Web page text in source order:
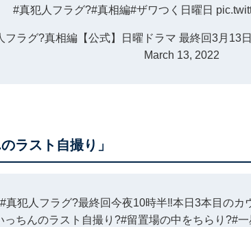
#真犯人フラグ?#真相編#ザワつく日曜日
ラグ?真相編【公式】日曜ドラマ 最終回3月13
March 13, 2022
ラスト自撮り」
#真犯人フラグ?最終回今夜10時半‼️本日3本目のカ
っちんのラスト自撮り ?️#留置場の中をちらり ?#一